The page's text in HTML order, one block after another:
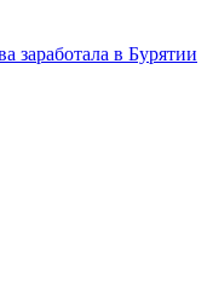
заработала в Бурятии